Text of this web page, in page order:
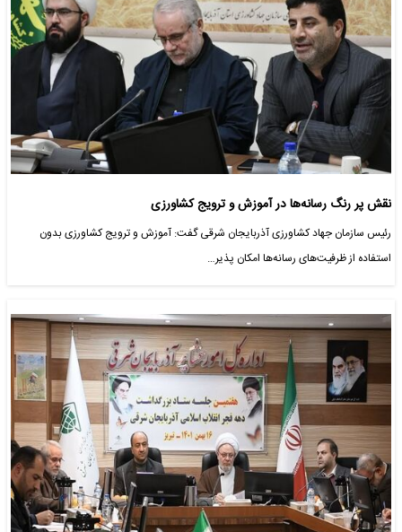
نقش پر رنگ رسانه‌ها در آموزش و ترویج کشاورزی
رئیس سازمان جهاد کشاورزی آذربایجان شرقی گفت: آموزش و ترویج کشاورزی بدون
استفاده از ظرفیت‌های رسانه‌ها امکان پذیر…